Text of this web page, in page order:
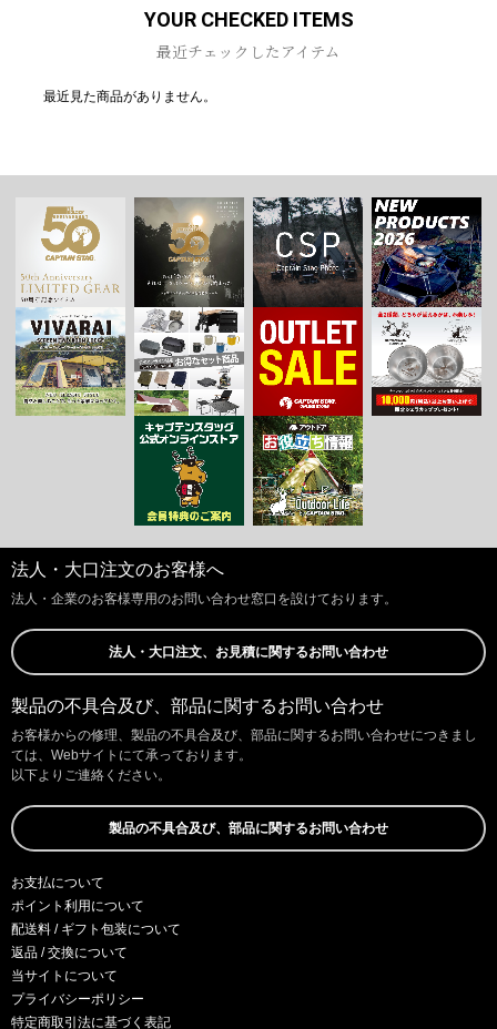
YOUR CHECKED ITEMS
最近チェックしたアイテム
最近見た商品がありません。
法人・大口注文のお客様へ
法人・企業のお客様専用のお問い合わせ窓口を設けております。
法人・大口注文、お見積に関するお問い合わせ
製品の不具合及び、部品に関するお問い合わせ
お客様からの修理、製品の不具合及び、部品に関するお問い合わせにつきまし
ては、Webサイトにて承っております。
以下よりご連絡ください。
製品の不具合及び、部品に関するお問い合わせ
お支払について
ポイント利用について
配送料 / ギフト包装について
返品 / 交換について
当サイトについて
プライバシーポリシー
特定商取引法に基づく表記